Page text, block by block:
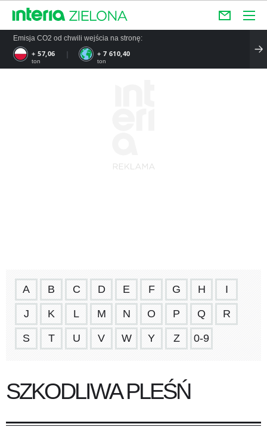
Emisja CO2 od chwili wejścia na stronę:
+ 57,06
ton
+ 7 610,40
ton
A B C D E F G H I
J K L M N O P Q R
S T U V W Y Z 0-9
SZKODLIWA PLEŚŃ